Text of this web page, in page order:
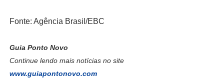
Fonte: Agência Brasil/EBC
Guia Ponto Novo
Continue lendo mais notícias no site
www.guiapontonovo.com